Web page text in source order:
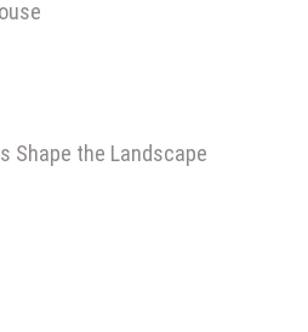
Shape the Landscape